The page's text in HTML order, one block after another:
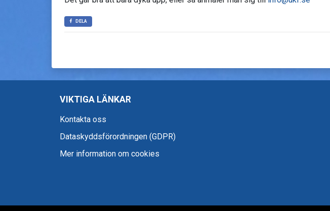
DELA
VIKTIGA LÄNKAR
Kontakta oss
Dataskyddsförordningen (GDPR)
Mer information om cookies